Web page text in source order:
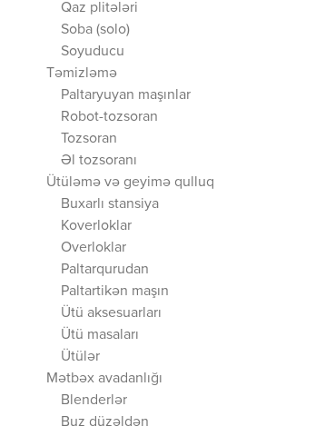
Qaz plitələri
Soba (solo)
Soyuducu
Təmizləmə
Paltaryuyan maşınlar
Robot-tozsoran
Tozsoran
Əl tozsoranı
Ütüləmə və geyimə qulluq
Buxarlı stansiya
Koverloklar
Overloklar
Paltarqurudan
Paltartikən maşın
Ütü aksesuarları
Ütü masaları
Ütülər
Mətbəx avadanlığı
Blenderlər
Buz düzəldən